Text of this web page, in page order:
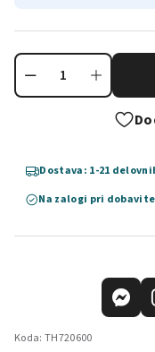
Dostava: 1-21
Na zalogi pri
Koda: TH720600